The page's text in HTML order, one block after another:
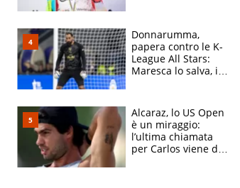
Brignone
Donnarumma,
papera contro le K-
League All Stars:
Maresca lo salva, i
Alcaraz, lo US Open
è un miraggio:
l’ultima chiamata
per Carlos viene da